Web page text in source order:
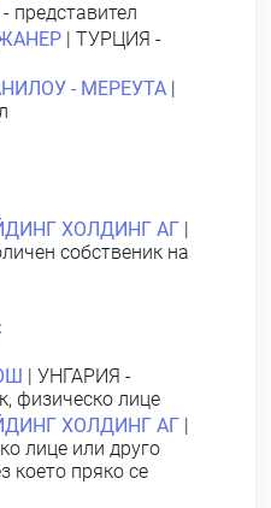
- представител
| ТУРЦИЯ -
- МЕРЕУТА
ХОЛДИНГ АГ
собственик на
| УНГАРИЯ -
физическо лице
ХОЛДИНГ АГ
лице или друго
което пряко се